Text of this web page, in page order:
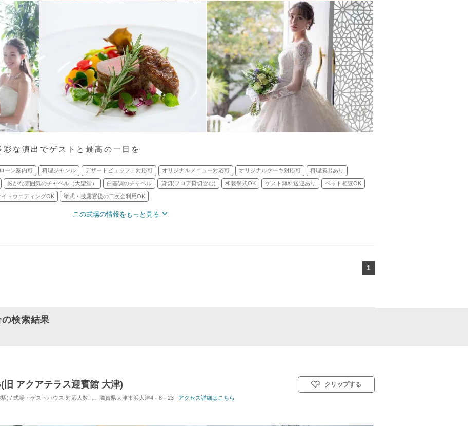
な演出でゲストと最高の一日を
ーン案内可 料理ジャンル デザートビュッフェ対応可 オリジナルメニュー対応可 オリジナルケーキ対応可 料理演出あり
厳かな雰囲気のチャペル（大聖堂） 白基調のチャペル 貸切(フロア貸切含む) 和装挙式OK ゲスト無料送迎あり ペット相談OK
イトウエディングOK 挙式・披露宴後の二次会利用OK
この式場の情報をもっと見る
1
検索結果
アクアテラス迎賓館 大津)
) / 式場・ゲストハウス 対応人数: 着席：10名 ～ 120名 挙式スタイル: 教会式(キリスト教式)／人前式／仏前式
滋賀県大津市浜大津4－8－23 アクセス詳細はこちら
クリップする